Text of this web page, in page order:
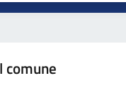
comune